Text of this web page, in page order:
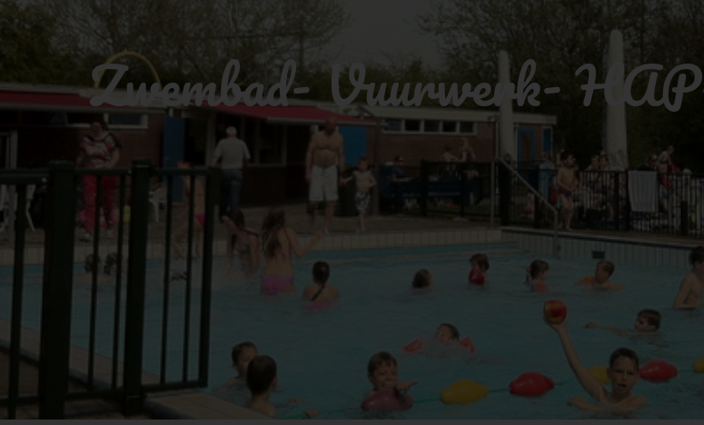
Zwembad- Vuurwerk-